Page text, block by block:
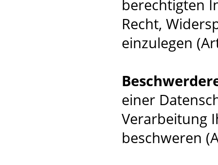
berechtigten
Recht,
einzulegen
einer
Verarbeitung
beschweren